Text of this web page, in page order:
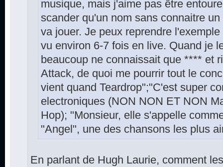
musique, mais j'aime pas être
scander qu'un nom sans connaitre
va jouer. Je peux reprendre
vu environ 6-7 fois en live. Quand je
beaucoup ne connaissait que **** et
Attack, de quoi me pourrir tout le
vient quand Teardrop";"C'est super
electroniques (NON NON ET NON
Hop); "Monsieur, elle s'appelle
"Angel", une des chansons les plus
En parlant de Hugh Laurie, comment